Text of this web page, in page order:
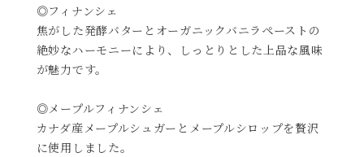
◎フィナンシェ
焦がした発酵バターとオーガニックバニラペーストの
絶妙なハーモニーにより、しっとりとした上品な風味
が魅力です。
◎メープルフィナンシェ
カナダ産メープルシュガーとメープルシロップを贅沢
に使用しました。